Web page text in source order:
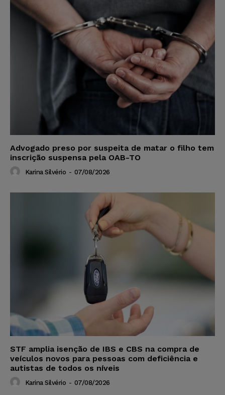
Advogado preso por suspeita de matar o filho tem
inscrição suspensa pela OAB-TO
Karina Silvério - 07/08/2026
STF amplia isenção de IBS e CBS na compra de
veículos novos para pessoas com deficiência e
autistas de todos os níveis
Karina Silvério - 07/08/2026